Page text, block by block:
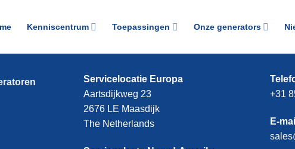
Kenniscentrum Toepassingen Onze generators
Servicelocatie Europa
Aartsdijkweg 23
2676 LE Maasdijk
The Netherlands
+31
E-mail